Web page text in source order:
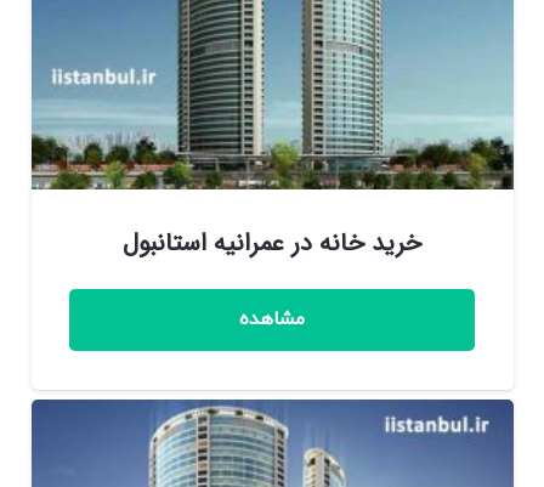
خرید خانه در عمرانیه استانبول
مشاهده